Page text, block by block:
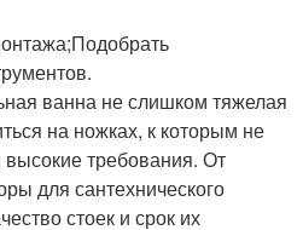
ванна не слишком тяжелая
на ножках, к которым не
требования. От
для сантехнического
стоек и срок их